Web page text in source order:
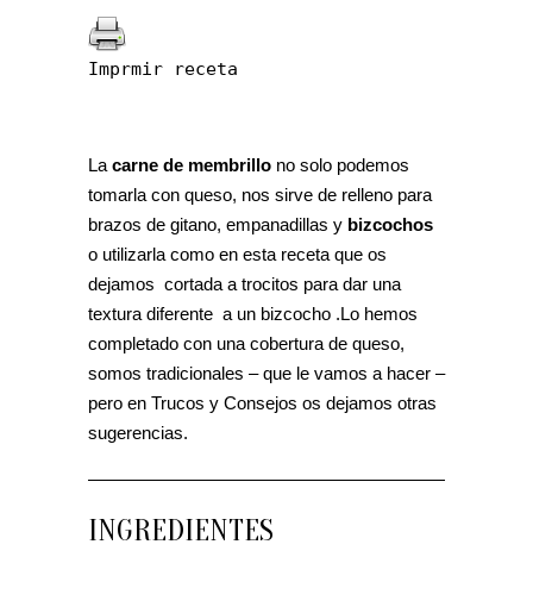
Imprmir receta
La carne de membrillo no solo podemos
tomarla con queso, nos sirve de relleno para
brazos de gitano, empanadillas y bizcochos
o utilizarla como en esta receta que os
dejamos cortada a trocitos para dar una
textura diferente a un bizcocho .Lo hemos
completado con una cobertura de queso,
somos tradicionales – que le vamos a hacer –
pero en Trucos y Consejos os dejamos otras
sugerencias.
INGREDIENTES